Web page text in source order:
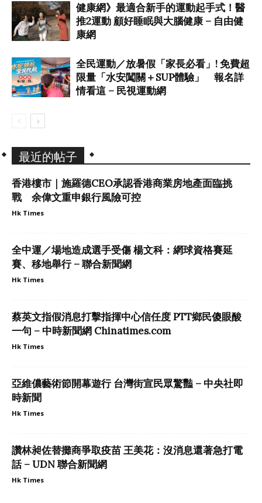
健康網》最適合新手的運動起手式！醫
推2運動 顧好睡眠與大腦健康 – 自由健
康網
全民運動／放暑假「家長必看」! 免費超
限量「水安闖關＋SUP體驗」 報名詳
情看這 – 民視運動網
最近的帖子
香港樓市｜施羅德CEO承認香港商業房地產面臨挑
戰 余偉文重申銀行風險可控
Hk Times
全中運／場地造成選手受傷 楊文科：網球資格賽延
賽、移地舉行 – 聯合新聞網
Hk Times
蔡英文指假消息打擊指揮中心信任度 PTT鄉民傻眼酸
一句 – 中時新聞網 Chinatimes.com
Hk Times
亞維儂藝術節開幕遊行 台灣街宣民眾驚豔 – 中央社即
時新聞
Hk Times
讚林昶佐替攤商爭取疫苗 王美花：沒消息還著急打電
話 – UDN 聯合新聞網
Hk Times